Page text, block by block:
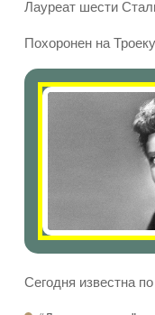
Лауреат шести
Похоронен на
Сегодня известна